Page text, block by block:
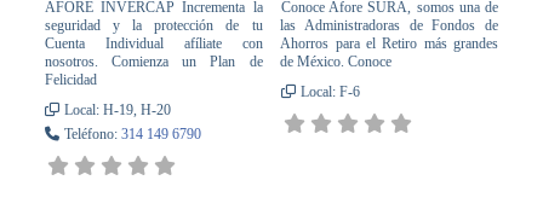
AFORE INVERCAP Incrementa la
seguridad y la protección de tu
Cuenta Individual afíliate con
nosotros. Comienza un Plan de
Felicidad
Local:H-19, H-20
Teléfono:314 149 6790
Conoce Afore SURA, somos una de
las Administradoras de Fondos de
Ahorros para el Retiro más grandes
de México. Conoce
Local: F-6